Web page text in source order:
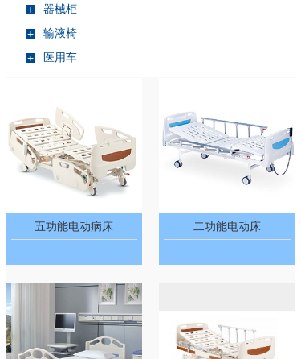
五功能电动病床 二功能电动床
+
器械柜
+
输液椅
+
医用车